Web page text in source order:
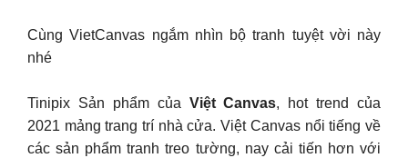
Cùng VietCanvas ngắm nhìn bộ tranh tuyệt vời này
nhé
Tinipix Sản phẩm của Việt Canvas, hot trend của
2021 mảng trang trí nhà cửa. Việt Canvas nổi tiếng về
các sản phẩm tranh treo tường, nay cải tiến hơn với